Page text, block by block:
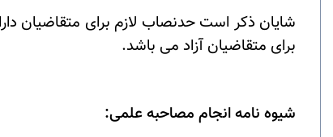
برای متقاضیان آزاد می باشد.
شیوه نامه انجام مصاحبه علمی: